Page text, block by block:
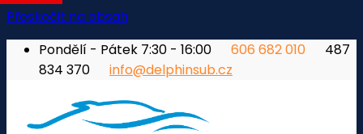
Přeskočit na obsah
Pondělí - Pátek 7:30 - 16:00
606 682 010
487
834 370
info@delphinsub.cz